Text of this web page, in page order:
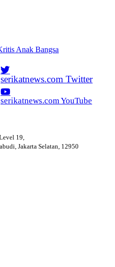
serikatnews.com Twitter
serikatnews.com YouTube
19,
Jakarta Selatan, 12950